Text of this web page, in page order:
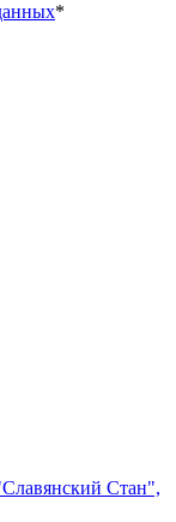
*
Стан",